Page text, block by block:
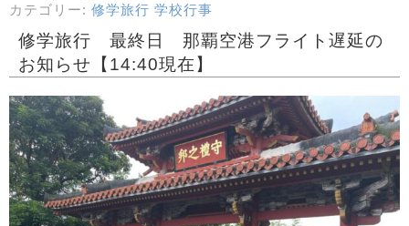
カテゴリー: 修学旅行 学校行事
修学旅行 最終日 那覇空港フライト遅延の
お知らせ【14:40現在】